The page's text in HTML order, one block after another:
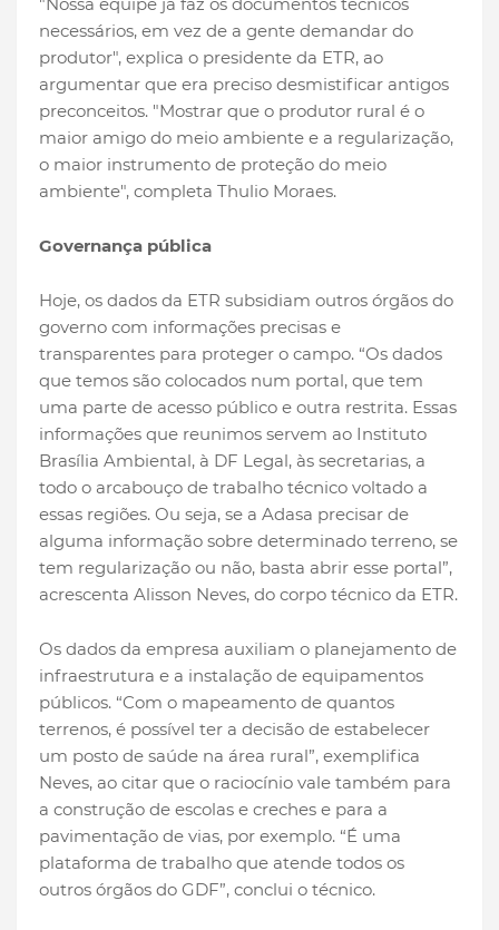
necessários, em vez de a gente demandar do
produtor", explica o presidente da ETR, ao
argumentar que era preciso desmistificar antigos
preconceitos. "Mostrar que o produtor rural é o
maior amigo do meio ambiente e a regularização,
o maior instrumento de proteção do meio
ambiente", completa Thulio Moraes.
Governança pública
Hoje, os dados da ETR subsidiam outros órgãos do
governo com informações precisas e
transparentes para proteger o campo. “Os dados
que temos são colocados num portal, que tem
uma parte de acesso público e outra restrita. Essas
informações que reunimos servem ao Instituto
Brasília Ambiental, à DF Legal, às secretarias, a
todo o arcabouço de trabalho técnico voltado a
essas regiões. Ou seja, se a Adasa precisar de
alguma informação sobre determinado terreno, se
tem regularização ou não, basta abrir esse portal”,
acrescenta Alisson Neves, do corpo técnico da ETR.
Os dados da empresa auxiliam o planejamento de
infraestrutura e a instalação de equipamentos
públicos. “Com o mapeamento de quantos
terrenos, é possível ter a decisão de estabelecer
um posto de saúde na área rural”, exemplifica
Neves, ao citar que o raciocínio vale também para
a construção de escolas e creches e para a
pavimentação de vias, por exemplo. “É uma
plataforma de trabalho que atende todos os
outros órgãos do GDF”, conclui o técnico.